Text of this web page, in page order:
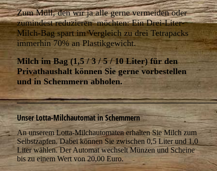
Zum Müll, den wir ja alle gerne vermeiden oder
zumindest reduzieren möchten: Ein Drei-Liter-
Milch-Bag spart im Vergleich zu drei Tetrapacks
immerhin 70% an Plastikgewicht.
Milch im Bag (1,5 / 3 / 5 / 10 Liter) für den
Privathaushalt können Sie gerne vorbestellen
und in Schemmern abholen.
Unser Lotta-Milchautomat in Schemmern
An unserem Lotta-Milchautomaten erhalten Sie Milch zum
Selbstzapfen. Dabei können Sie zwischen 0,5 Liter und 1,0
Liter wählen. Der Automat wechselt Münzen und Scheine
bis zu einem Wert von 20,00 Euro.